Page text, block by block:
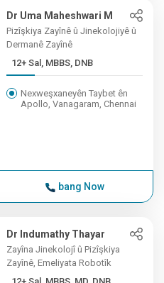
Dr Uma Maheshwari M
Pizîşkiya Zayînê û Jinekolojiyê û
Dermanê Zayînê
12+ Sal, MBBS, DNB
Nexweşxaneyên Taybet ên
Apollo, Vanagaram, Chennai
bang Now
Dr Indumathy Thayar
Zayîna Jinekolojî û Pizîşkiya
Zayînê, Emeliyata Robotîk